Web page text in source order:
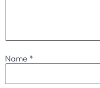
Name *